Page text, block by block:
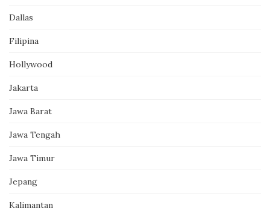
Dallas
Filipina
Hollywood
Jakarta
Jawa Barat
Jawa Tengah
Jawa Timur
Jepang
Kalimantan